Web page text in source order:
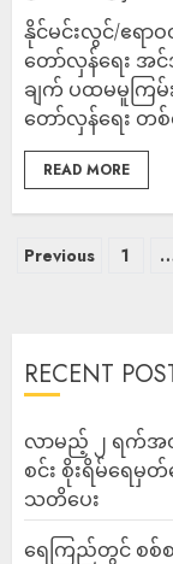
နိုင်မင်းလွင်/ဧရာ
တော်လှန်ရေး အ
ချက် ပထမမူက
တော်လှန်ရေး တစ်
READ MORE
Previous 1
RECENT
လာမည့် ၂ ရက်အတွ
စင်း စိုးရိမ်ရေမှ
သတိပေး
ရေကြည်တွင် စစ်